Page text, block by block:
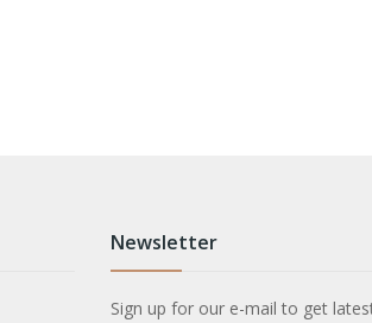
Newsletter
Sign up for our e-mail to get